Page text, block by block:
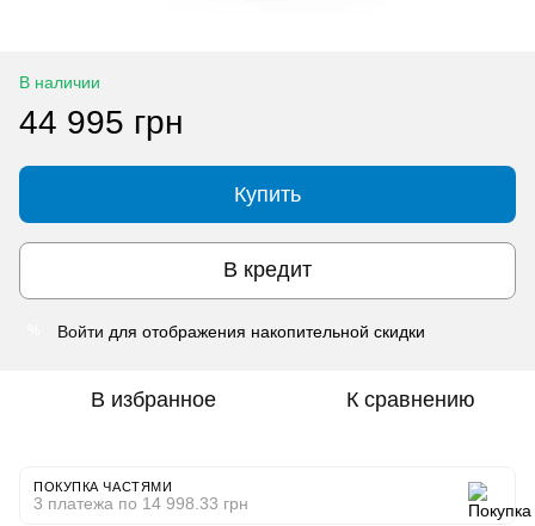
В наличии
44 995 грн
Купить
В кредит
Войти для отображения накопительной скидки
В избранное К сравнению
ПОКУПКА ЧАСТЯМИ
3 платежа по 14 998.33 грн